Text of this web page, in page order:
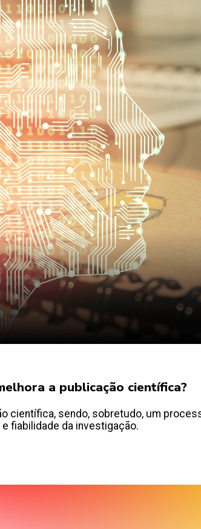
a publicação científica?
científica, sendo, sobretudo, um
fiabilidade da investigação.